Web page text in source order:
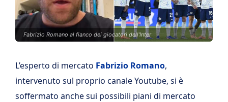
Fabrizio Romano al fianco dei giocatori dell'Inter
L’esperto di mercato Fabrizio Romano,
intervenuto sul proprio canale Youtube, si è
soffermato anche sui possibili piani di mercato